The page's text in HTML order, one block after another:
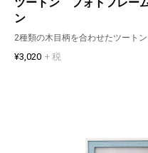
ツートン フォトフレ
ン
2種類の木目柄を合わせたツート
¥3,020 + 税